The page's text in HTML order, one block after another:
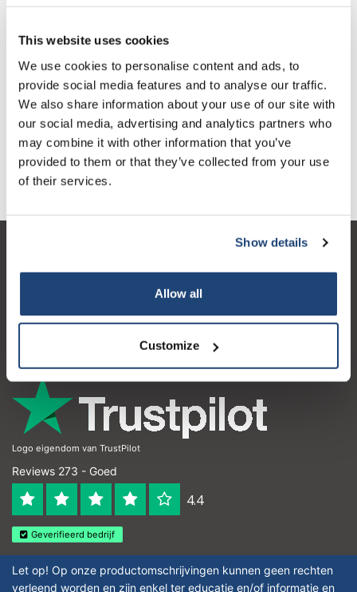
This website uses cookies
We use cookies to personalise content and ads, to
provide social media features and to analyse our traffic.
We also share information about your use of our site with
our social media, advertising and analytics partners who
may combine it with other information that you’ve
provided to them or that they’ve collected from your use
of their services.
Show details
Allow all
Customize
Aantal Product
1 Stuk
€379,46
€459,14 Meer
Toevoegen aan winkelwagen
Informatie
Contactgegevens
Logo eigendom van TrustPilot
Reviews 273 - Goed
4.4
Geverifieerd bedrijf
Let op! Op onze productomschrijvingen kunnen geen rechten
verleend worden en zijn enkel ter educatie en/of informatie en